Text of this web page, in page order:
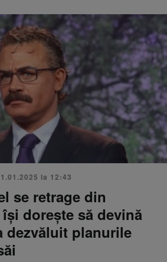
la 12:43
se retrage din
dorește să devină
dezvăluit planurile